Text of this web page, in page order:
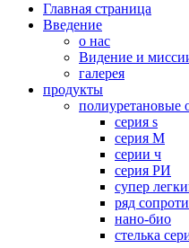
Главная страница
Введение
о нас
Видение и
галерея
продукты
полиуретановые
серия s
серия M
серии ч
серия РИ
супер
ряд
нано-био
стелька